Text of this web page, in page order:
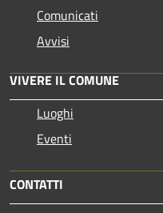
Comunicati
Avvisi
VIVERE IL COMUNE
Luoghi
Eventi
CONTATTI